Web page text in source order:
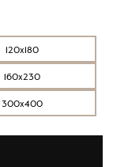
120x180
160x230
300x400